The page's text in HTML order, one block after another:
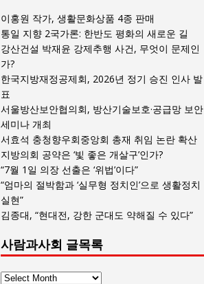
이홍원 작가, 생활문화상품 4종 판매
통일 지향 2국가론: 한반도 평화의 새로운 길
강산건설 박재윤 강제추행 사건, 무엇이 문제인
가?
한국지방재정공제회, 2026년 정기 승진 인사 발
표
서울방산보안협의회, 방산기술보호·공급망 보안
세미나 개최
서효석 충청향우회중앙회 총재 취임 논란 확산
지방의회 공약은 ‘빛 좋은 개살구’인가?
“7월 1일 의장 선출은 ‘위법’이다”
“엄마의 절박함과 ‘실무형 정치인’으로 생활정치
실현”
김종대, “현대전, 강한 군대도 약해질 수 있다”
사람과사회 글목록
사